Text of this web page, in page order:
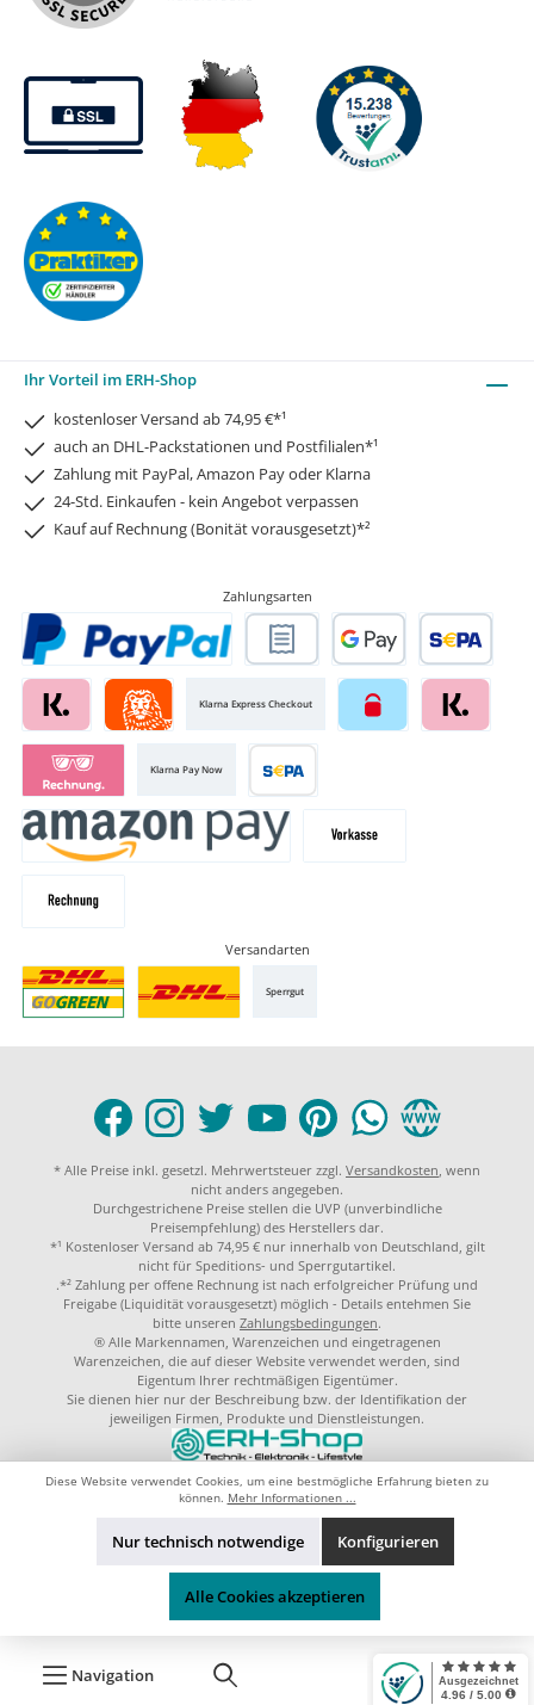
Navigation
Ihr Vorteil im ERH-Shop
kostenloser Versand ab 74,95 €*¹
auch an DHL-Packstationen und Postfilialen*¹
Zahlung mit PayPal, Amazon Pay oder Klarna
24-Std. Einkaufen - kein Angebot verpassen
Kauf auf Rechnung (Bonität vorausgesetzt)*²
Zahlungsarten
Klarna Express Checkout
Klarna Pay Now
Versandarten
Sperrgut
* Alle Preise inkl. gesetzl. Mehrwertsteuer zzgl. Versandkosten, wenn
nicht anders angegeben.
Durchgestrichene Preise stellen die UVP (unverbindliche
Preisempfehlung) des Herstellers dar.
*¹ Kostenloser Versand ab 74,95 € nur innerhalb von Deutschland, gilt
nicht für Speditions- und Sperrgutartikel.
.*² Zahlung per offene Rechnung ist nach erfolgreicher Prüfung und
Freigabe (Liquidität vorausgesetzt) möglich - Details entehmen Sie
bitte unseren Zahlungsbedingungen.
® Alle Markennamen, Warenzeichen und eingetragenen
Warenzeichen, die auf dieser Website verwendet werden, sind
Eigentum Ihrer rechtmäßigen Eigentümer.
Sie dienen hier nur der Beschreibung bzw. der Identifikation der
jeweiligen Firmen, Produkte und Dienstleistungen.
Diese Website verwendet Cookies, um eine bestmögliche Erfahrung bieten zu
können. Mehr Informationen ...
Nur technisch notwendige Konfigurieren
Alle Cookies akzeptieren